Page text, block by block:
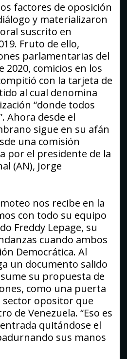
factores de oposición
y materializaron
suscrito en
Fruto de ello,
parlamentarias del
2020, comicios en los
con la tarjeta de
al cual denomina
“donde todos
Ahora desde el
sigue en su afán
una comisión
por el presidente de la
(AN), Jorge
nos recibe en la
con todo su equipo
Freddy Lepage, su
cuando ambos
Democrática. Al
un documento salido
su propuesta de
como una puerta
sector opositor que
de Venezuela. “Eso es
quitándose el
sus manos